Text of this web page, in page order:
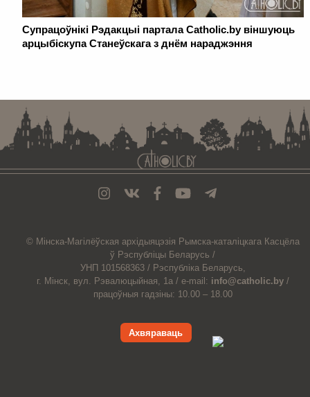
Супрацоўнікі Рэдакцыі партала Catholic.by віншуюць
арцыбіскупа Станеўскага з днём нараджэння
© Мiнска-Магiлёўская архiдыяцэзiя Рымска-каталіцкага Касцёла
ў Рэспубліцы Беларусь /
УНП 101568363 / Рэспубліка Беларусь,
г. Мінск, вул. Рэвалюцыйная, 1а / e-mail: info@catholic.by /
працоўныя гадзіны: 10.00 – 18.00
Ахвяраваць